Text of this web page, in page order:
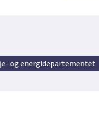
og energidepartementet